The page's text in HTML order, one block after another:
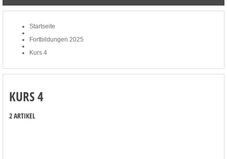
Startseite
Fortbildungen 2025
Kurs 4
KURS 4
2 ARTIKEL